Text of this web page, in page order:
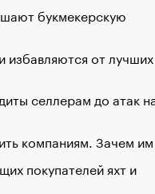
букмекерскую
от лучших
селлерам до атак
компаниям. Зачем
покупателей яхт и